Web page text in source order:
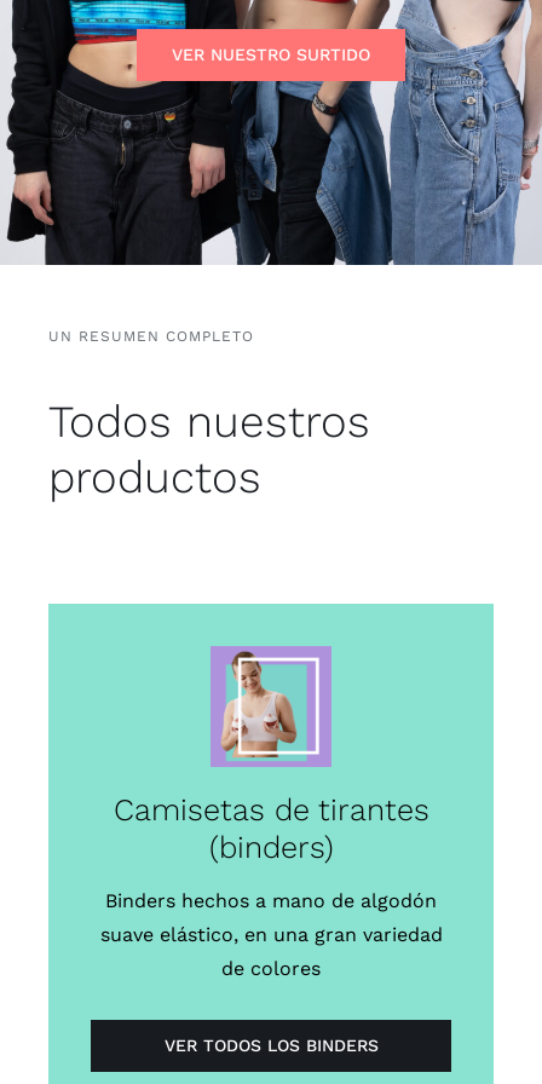
Blogs
VER NUESTRO SURTIDO
UN RESUMEN COMPLETO
Todos nuestros
productos
Camisetas de tirantes
(binders)
Binders hechos a mano de algodón
suave elástico, en una gran variedad
de colores
VER TODOS LOS BINDERS